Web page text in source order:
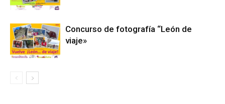
Concurso de fotografía “León de
viaje»